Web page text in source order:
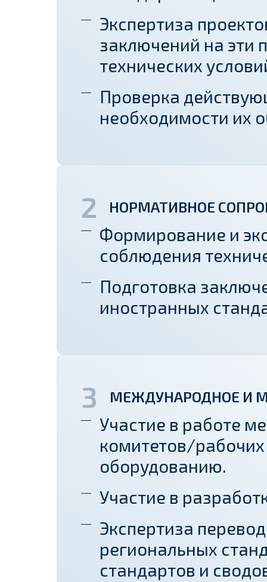
Экспертиза
заключений на эти
технических
Проверка
необходимости их
НОРМАТИВНОЕ
Формирование и
соблюдения
Подготовка
иностранных
МЕЖДУНАРОДНОЕ И
Участие в работе
комитетов/
оборудованию.
Участие в
Экспертиза
региональных
стандартов и